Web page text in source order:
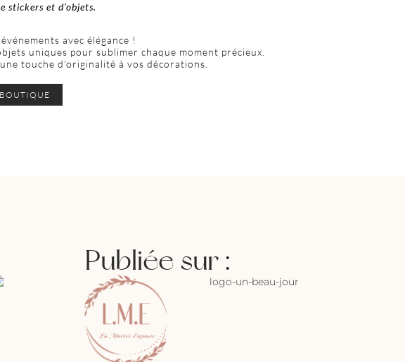
stickers et d’objets.
avec élégance !
uniques pour sublimer chaque moment précieux.
touche d’originalité à vos décorations.
BOUTIQUE
Publiée sur :